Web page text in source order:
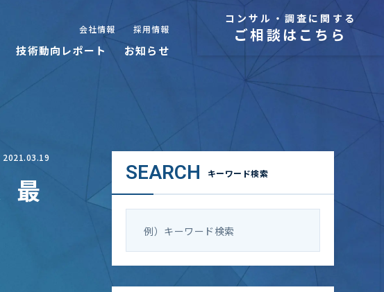
技術動向レポート お知らせ
会社情報 採用情報
コンサル・調査に関する
ご相談はこちら
2021.03.19
最
SEARCH キーワード検索